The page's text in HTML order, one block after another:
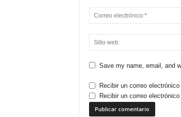
Save my name, email, and
Recibir un correo
Recibir un correo